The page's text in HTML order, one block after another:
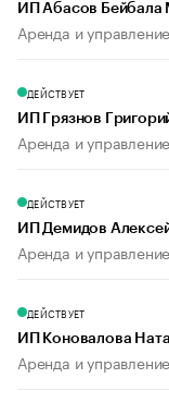
ИП Абасов Бейбала
Аренда и
ДЕЙСТВУЕТ
ИП Грязнов
Аренда и
ДЕЙСТВУЕТ
ИП Демидов
Аренда и
ДЕЙСТВУЕТ
ИП Коновалова
Аренда и